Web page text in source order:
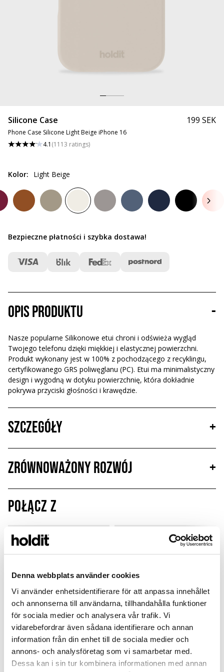
Denna webbplats använder cookies
Vi använder enhetsidentifierare för att anpassa innehållet
och annonserna till användarna, tillhandahålla funktioner
för sociala medier och analysera vår trafik. Vi
vidarebefordrar även sådana identifierare och annan
information från din enhet till de sociala medier och
annons- och analysföretag som vi samarbetar med.
Dessa kan i sin tur kombinera informationen med annan
Silicone Case
Phone Case Silicone Light Beige iPhone 16
4.1 (1113 ratings)
199 SEK
Kolor: Light Beige
Bezpieczne płatności i szybka dostawa!
Opis produktu -
Nasze popularne Silikonowe etui chroni i odświeża wygląd
Twojego telefonu dzięki miękkiej i elastycznej powierzchni.
Produkt wykonany jest w 100% z pochodzącego z recyklingu,
certyfikowanego GRS poliwęglanu (PC). Etui ma minimalistyczny
design i wygodną w dotyku powierzchnię, która dokładnie
pokrywa przyciski głośności i krawędzie.
Szczegóły +
Zrównoważony rozwój
+
Połącz z
MagSafe Fit
Card Holder Laptop Case